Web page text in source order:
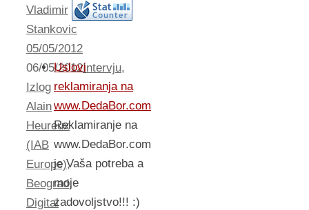
Vladimir
Stankovic
05/05/2012
06/05/2012Intervju,
Izlog
Alain
Heureux
(IAB
Europe),
Beograd,
Digital
Uslovi
reklamiranja na
www.DedaBor.com
Reklamiranje na
www.DedaBor.com
je Vaša potreba a
moje
zadovoljstvo!!! :)